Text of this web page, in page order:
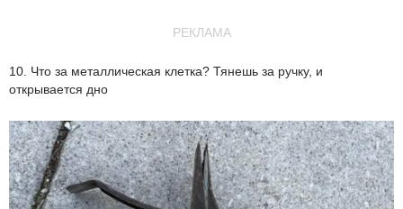
РЕКЛАМА
10. Что за металлическая клетка? Тянешь за ручку, и
открывается дно